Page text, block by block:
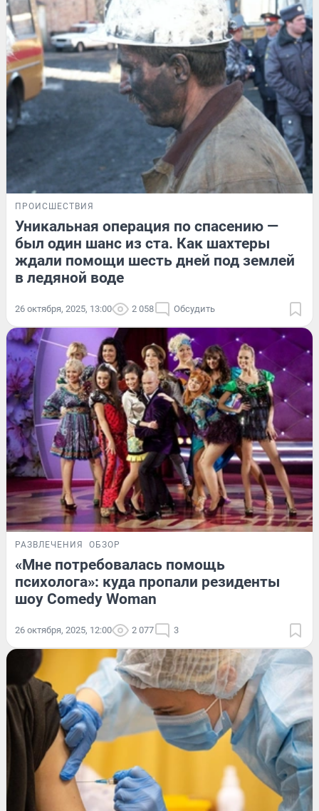
ПРОИСШЕСТВИЯ
Уникальная операция по спасению —
был один шанс из ста. Как шахтеры
ждали помощи шесть дней под землей
в ледяной воде
26 октября, 2025, 13:00 2 058 Обсудить
РАЗВЛЕЧЕНИЯ ОБЗОР
«Мне потребовалась помощь
психолога»: куда пропали резиденты
шоу Comedy Woman
26 октября, 2025, 12:00 2 077 3